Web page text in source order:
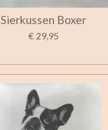
Sierkussen Boxer
€ 29,95